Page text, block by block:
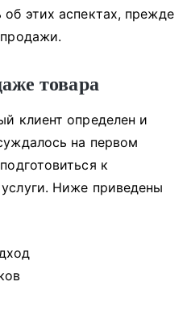
этих аспектах, прежде
товара
клиент определен и
на первом
к
Ниже приведены